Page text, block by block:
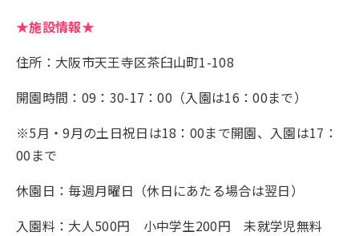
★施設情報★
住所：大阪市天王寺区茶臼山町1-108
開園時間：09：30-17：00（入園は16：00まで）
※5月・9月の土日祝日は18：00まで開園、入園は17：
00まで
休園日：毎週月曜日（休日にあたる場合は翌日）
入園料：大人500円 小中学生200円 未就学児無料